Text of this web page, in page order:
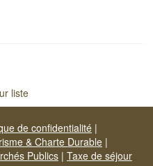
liste
de confidentialité |
& Charte Durable |
Publics | Taxe de séjour